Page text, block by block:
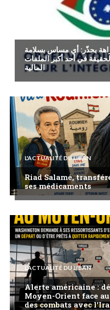
يحذّر: أي مساس بسلامة
في أحد أكبر الملفات
المالية
L'ACTUALITÉ DU LIBAN
Riad Salamé,
ses médicaments
L'ACTUALITÉ DU LIBAN
Alerte américaine :
Moyen-Orient face
des combats avec